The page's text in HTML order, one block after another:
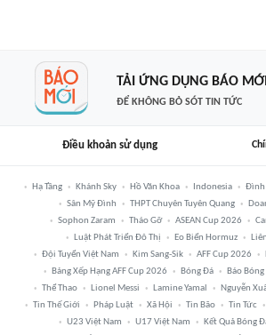
TẢI ỨNG DỤNG BÁO MỚI
ĐỂ KHÔNG BỎ SÓT TIN TỨC
Điều khoản sử dụng
Hạ Tầng Khánh Sky Hồ Văn Khoa Indonesia Đình
Sân Mỹ Đình
THPT Chuyên Tuyên Quang
Sophon Zaram
Tháo Gỡ ASEAN Cup 2026
Luật Phát Triển Đô Thị
Eo Biển Hormuz
Đội Tuyển Việt Nam
Kim Sang-Sik AFF Cup 2026
Bảng Xếp Hạng AFF Cup 2026
Bóng Đá Báo Bóng
Thể Thao
Lionel Messi Lamine Yamal Nguyễn
Tin Thế Giới
Pháp Luật Xã Hội Tin Bão Tin Tức
U23 Việt Nam
U17 Việt Nam Kết Quả Bóng